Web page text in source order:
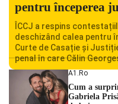
pentru începerea
ÎCCJ a respins
deschizând calea pentru
Curte de Casație și
penal în care Călin
persoane sunt acuzați
ordinii constituționale. În
judecătorii de la instanța
A1.ro
Cum a
Gabriela